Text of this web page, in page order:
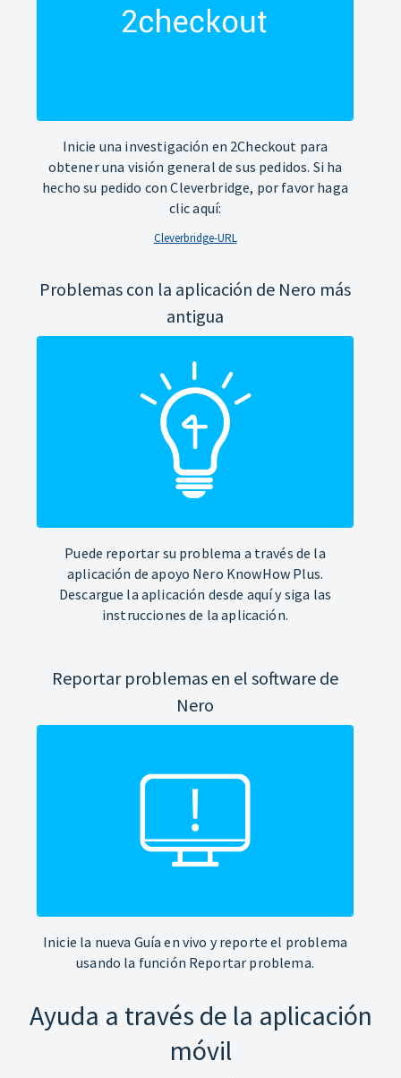
Inicie una investigación en 2Checkout para
obtener una visión general de sus pedidos. Si ha
hecho su pedido con Cleverbridge, por favor haga
clic aquí:
Cleverbridge-URL
Problemas con la aplicación de Nero más
antigua
Puede reportar su problema a través de la
aplicación de apoyo Nero KnowHow Plus.
Descargue la aplicación desde aquí y siga las
instrucciones de la aplicación.
Reportar problemas en el software de
Nero
Inicie la nueva Guía en vivo y reporte el problema
usando la función Reportar problema.
Ayuda a través de la aplicación
móvil